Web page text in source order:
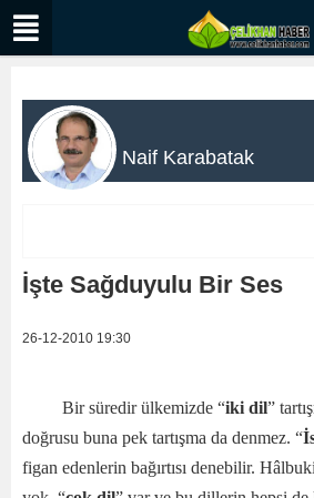
Naif Karabatak
İşte Sağduyulu Bir Ses
26-12-2010 19:30
Bir süredir ülkemizde “iki dil”
doğrusu buna pek tartışma da denmez. “
figan edenlerin bağırtısı denebilir.